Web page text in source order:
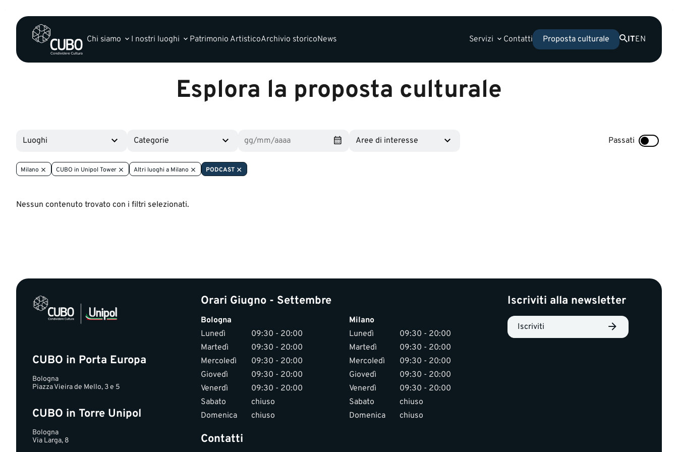
Chi siamo I nostri luoghi Patrimonio ArtisticoArchivio storicoNews Servizi Contatti Proposta culturale ITEN
Esplora la proposta culturale
Luoghi Categorie Aree di interesse Passati
Milano CUBO in Unipol Tower Altri luoghi a Milano PODCAST
Nessun contenuto trovato con i filtri selezionati.
CUBO in Porta Europa
Bologna
Piazza Vieira de Mello, 3 e 5
CUBO in Torre Unipol
Bologna
Via Larga, 8
Orari Giugno - Settembre
Bologna
Lunedì
09:30 - 20:00
Martedì
09:30 - 20:00
Mercoledì
09:30 - 20:00
Giovedì
09:30 - 20:00
Venerdì
09:30 - 20:00
Sabato
chiuso
Domenica
chiuso
Milano
Lunedì
09:30 - 20:00
Martedì
09:30 - 20:00
Mercoledì
09:30 - 20:00
Giovedì
09:30 - 20:00
Venerdì
09:30 - 20:00
Sabato
chiuso
Domenica
chiuso
Contatti
Iscriviti alla newsletter
Iscriviti